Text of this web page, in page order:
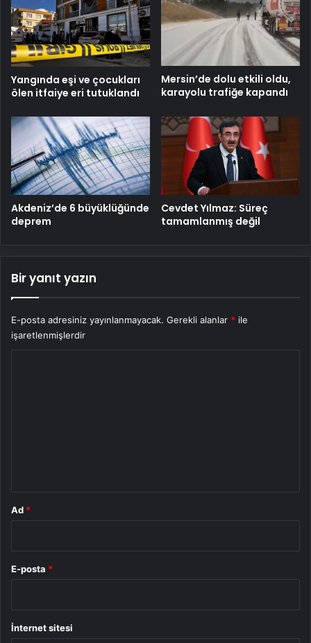
Yangında eşi ve çocukları
ölen itfaiye eri tutuklandı
Mersin’de dolu etkili oldu,
karayolu trafiğe kapandı
Akdeniz’de 6 büyüklüğünde
deprem
Cevdet Yılmaz: Süreç
tamamlanmış değil
Bir yanıt yazın
E-posta adresiniz yayınlanmayacak. Gerekli alanlar * ile
işaretlenmişlerdir
Ad *
E-posta *
İnternet sitesi